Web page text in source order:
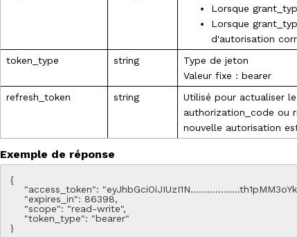
Lorsque
Lorsque
d'autorisation
token_type
string
Type de jeton
Valeur fixe : bearer
refresh_token
string
Utilisé pour actualiser
authorization_code ou
nouvelle autorisation
Exemple de réponse
{
}